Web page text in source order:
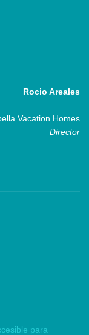
Rocio Areales
Vacation Homes
Director
para